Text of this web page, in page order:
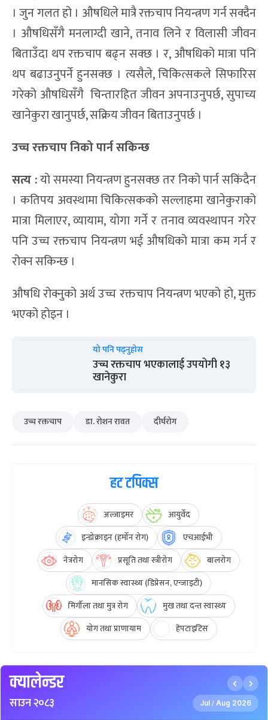
। जुन गलत हो । औषधिले मात्रै रक्तचाप नियन्त्रण गर्न सक्दैन
। औषधिसँगै मनलाग्दी खाने, तनाव लिने र विलासी जीवन
बिताउँदा थप रक्तचाप बढ्न सक्छ । र, औषधिको मात्रा पनि
थप बढाउनुपर्ने हुनसक्छ । त्यसैले, चिकित्सकले सिफारिस
गरेको औषधिसँगै चिन्तारहित जीवन अपनाउनुपर्छ, सुपाच्य
खानेकुरा खानुपर्छ, सक्रिय जीवन बिताउनुपर्छ ।
उच्च रक्तचाप निको पार्न सकिन्छ
सत्य :यो समस्या नियन्त्रण हुनसक्छ तर निको पार्न सकिंदैन
। कतिपय अवस्थामा चिकित्सकको सल्लाहमा खानेकुराको
मात्रा मिलाएर, व्यायाम, योगा गर्ने र तनाव व्यवस्थापन गरेर
पनि उच्च रक्तचाप नियन्त्रण भई औषधिको मात्रा कम गर्न र
रोक्न सकिन्छ ।
औषधि रोक्नुको अर्थ उच्च रक्तचाप नियन्त्रण भएको हो, मुक्त
भएको होइन ।
यो पनि पढ्नुहोस
उच्च रक्तचाप भएकालाई उपयोगी १३
खानेकुरा
उच्च रक्तचाप डा. रोशन रावत दीर्घरोग
हट टपिक्स
अल्जाइमर
आयुर्वेद
इन्डोक्राइन (हर्मोन रोग)
एचआईभी
नेत्ररोग
प्रसूति तथा स्त्रीरोग
बालरोग
मानसिक स्वास्थ्य (डिप्रेसन, एन्जाइटी)
मिर्गौला तथा मुत्र रोग
मुख तथा दन्त स्वास्थ्य
योग तथा प्राणायाम
हेपटाइटिस
क्यालेन्डर
साउन २०८३ Jul / Aug 2026